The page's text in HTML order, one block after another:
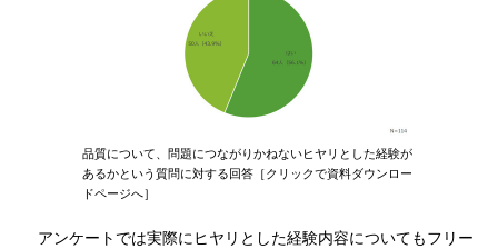
品質について、問題につながりかねないヒヤリとした経験が
あるかという質問に対する回答［クリックで資料ダウンロー
ドページへ］
アンケートでは実際にヒヤリとした経験内容についてもフリー